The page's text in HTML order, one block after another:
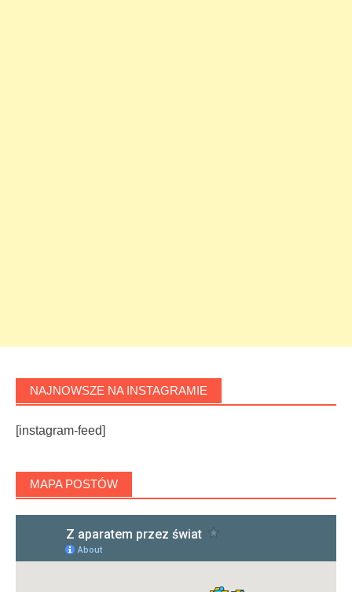
NAJNOWSZE NA INSTAGRAMIE
[instagram-feed]
MAPA POSTÓW